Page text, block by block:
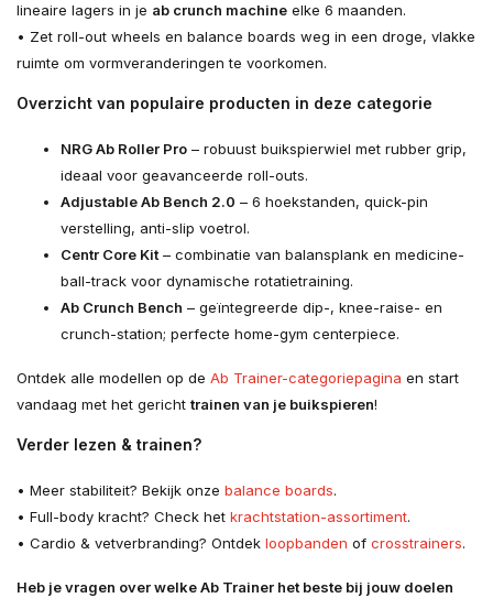
lineaire lagers in je ab crunch machine elke 6 maanden.
• Zet roll-out wheels en balance boards weg in een droge, vlakke
ruimte om vorm­veranderingen te voorkomen.
Overzicht van populaire producten in deze categorie
NRG Ab Roller Pro – robuust buikspierwiel met rubber grip,
ideaal voor geavanceerde roll-outs.
Adjustable Ab Bench 2.0 – 6 hoekstanden, quick-pin
verstelling, anti-slip voetrol.
Centr Core Kit – combinatie van balansplank en medicine-
ball-track voor dynamische rotatietraining.
Ab Crunch Bench – geïntegreerde dip-, knee-raise- en
crunch-station; perfecte home-gym centerpiece.
Ontdek alle modellen op de Ab Trainer-categoriepagina en start
vandaag met het gericht trainen van je buikspieren!
Verder lezen & trainen?
• Meer stabiliteit? Bekijk onze balance boards.
• Full-body kracht? Check het krachtstation-assortiment.
• Cardio & vetverbranding? Ontdek loopbanden of crosstrainers.
Heb je vragen over welke Ab Trainer het beste bij jouw doelen